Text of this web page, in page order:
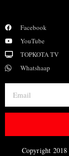
Facebook
YouTube
TOPKOTA TV
Whatshaap
Copyright